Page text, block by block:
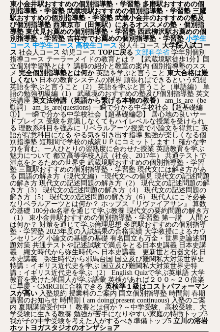
東小金井駅おすすめの個別指導塾・学習塾 多磨駅おすすめの個
別指導塾・学習塾 武蔵境駅おすすめの個別指導塾・学習塾 三鷹
駅おすすめの個別指導塾・学習塾 武蔵小金井のおすすめの塾及
び個別指導塾 西東京市（田無駅）にあるオススメの塾・個別指
導塾 東伏見お薦めの個別指導塾・学習塾 西武柳沢駅お薦めの個
別指導塾・学習塾 吉祥寺でお薦めの個別指導塾・学習塾 小学生
コース 中学生コース 高校生コース 浪人生コース 大学院入試コー
ス 社会人コース 幼児コース TOPに戻る 文部科学省 学年別個別
指導コース テーラーメイドの教育とは？
【武蔵境駅徒歩1分】国
立個別学習塾とは？ 講師の紹介と教室の案内 個別指導塾のスス
メ 完全個別指導塾とは何か 英語を学ぶと言うこと 東大合格は難
しくない 日本の教育システムの限界 頑張ればできるという幻想
英語を学ぶと言うこと（2）
英語を学ぶと言うこと（単語編）
単
語の勉強初級編（1）
武蔵境のおすすめの塾及び個別指導塾 英文
法講座 英文法特講（英語から繋げる本物の教養）
am_is_are（be
動詞）
am_is_are(questions) 一瞬で分かる中学校社会【超基礎編
①】
一瞬で分かる中学校社会【超基礎編②】
居心地の良いサー
ドプレイス 受験を意識しなくてもハイレベルな授業を受けられ
る 理数系科目を強みに リベラルアーツ授業で小論文を得意に 英
語が得意科目になる やる気を引き出す指導 勉強が楽しくなる個
別指導塾 短期間で学校の成績ＵＰにコミットします！
確かな学
力を育む、一人ひとりの習熟度に合わせた授業 英語教育を学ぶ
魅力について 都立高等学校入試（社会、2017年）
共通テストで
満点をとるための世界史 武蔵境駅おすすめの個別指導塾・学習
塾 三鷹駅おすすめの個別指導塾・学習塾 現代文には解き方があ
る 国語の解き方（現代文編）ｰ現代文への偏見 現代文の記述問題
の解き方 現代文の記述問題の解き方（2）
現代文の記述問題の解
き方（3）
現代文の記述問題の解き方（4）
現代文の記述問題の
解き方（5）
現代文の記述問題の解き方（6）
現代人にこそ必要
なリベラルアーツとは何か？ ホッブス『リヴァイアサン』
算数
の基礎 100分de名著を通じて学ぶ教養 現代文の要約問題の解き方
（1）
東小金井駅おすすめの個別指導塾・学習塾 第一講 人間と
は何か？ 対策を通じて学ぶ倫理思想 多磨駅おすすめの個別指導
塾・学習塾 2023年度の入試結果の合格実績 大学教授によるカウ
ンセリング 小論文の基礎の基礎 有名国立も万全・世界史論述問
題対策 共通テストや記述試験で満点をとる日本史講義 日本史講
義 縄文時代から弥生時代へ 日本史講義 更新世と石器文化 日
本史講義 弥生時代から邪馬台国 国立及び難関私大対策世界史
特講：イギリス近代史を学ぶ 国立及び難関私大対策世界史特
講：イギリス近代史を学ぶ（2）
English Quizで学ぶ英単語 大学
教育を受けた米国人が学ぶ語彙 英検があれば２００～２０倍楽
に早慶・GMRCHに合格できる 英検準１級はコストパフォーマン
スが高い 入塾規約 授業料のご案内 国立個別指導塾 時間割 春期
講習のお知らせ 時間割 I am doing(present continuous) 入塾のご案
内 夏期講習受付中！
教養とは何か？～中学受験、高校受験、大
学受験に生きる教養 勉強が苦手になりやすい家庭の特徴トップ3
我が子の中学受験を考えた人がするべき準備トップ5 立川の溶岩
ホットヨガスタジオのオンザショア